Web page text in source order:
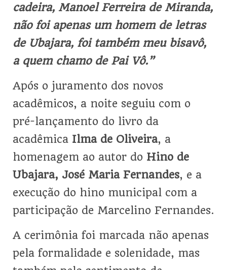
cadeira, Manoel Ferreira de Miranda,
não foi apenas um homem de letras
de Ubajara, foi também meu bisavô,
a quem chamo de Pai Vô.”
Após o juramento dos novos
acadêmicos, a noite seguiu com o
pré-lançamento do livro da
acadêmica Ilma de Oliveira, a
homenagem ao autor do Hino de
Ubajara, José Maria Fernandes, e a
execução do hino municipal com a
participação de Marcelino Fernandes.
A cerimônia foi marcada não apenas
pela formalidade e solenidade, mas